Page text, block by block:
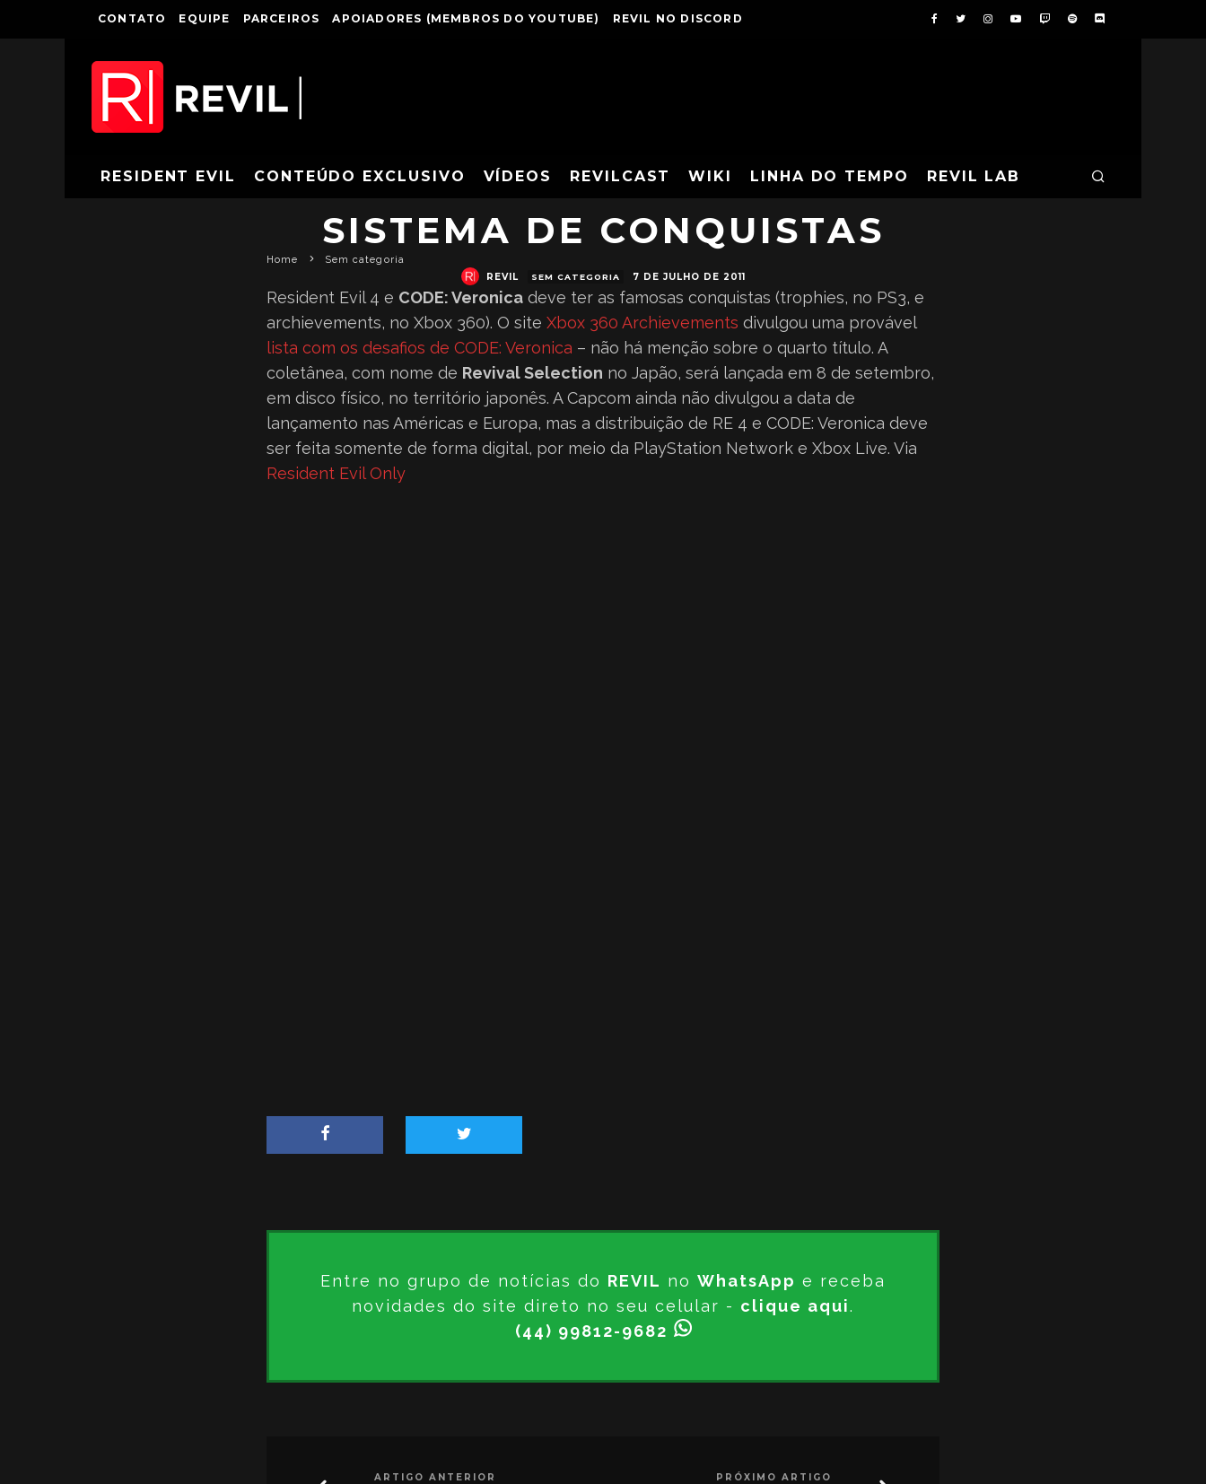
CONTATO EQUIPE PARCEIROS APOIADORES (MEMBROS DO YOUTUBE) REVIL NO DISCORD
RESIDENT EVIL CONTEÚDO EXCLUSIVO VÍDEOS REVILCAST WIKI LINHA DO TEMPO REVIL LAB
REVIVAL SELECTION DEVE CONTAR COM
SISTEMA DE CONQUISTAS
REVIL SEM CATEGORIA 7 DE JULHO DE 2011
Home Sem categoria
Resident Evil 4 e CODE: Veronica deve ter as famosas conquistas (trophies, no PS3, e
archievements, no Xbox 360). O site Xbox 360 Archievements divulgou uma provável
lista com os desafios de CODE: Veronica – não há menção sobre o quarto título. A
coletânea, com nome de Revival Selection no Japão, será lançada em 8 de setembro,
em disco físico, no território japonês. A Capcom ainda não divulgou a data de
lançamento nas Américas e Europa, mas a distribuição de RE 4 e CODE: Veronica deve
ser feita somente de forma digital, por meio da PlayStation Network e Xbox Live. Via
Resident Evil Only
Entre no grupo de notícias do REVIL no WhatsApp e receba
novidades do site direto no seu celular - clique aqui.
(44) 99812-9682
ARTIGO ANTERIOR PRÓXIMO ARTIGO